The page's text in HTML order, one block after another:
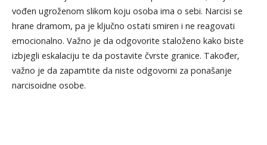
vođen ugroženom slikom koju osoba ima o sebi. Narcisi se
hrane dramom, pa je ključno ostati smiren i ne reagovati
emocionalno. Važno je da odgovorite staloženo kako biste
izbjegli eskalaciju te da postavite čvrste granice. Također,
važno je da zapamtite da niste odgovorni za ponašanje
narcisoidne osobe.